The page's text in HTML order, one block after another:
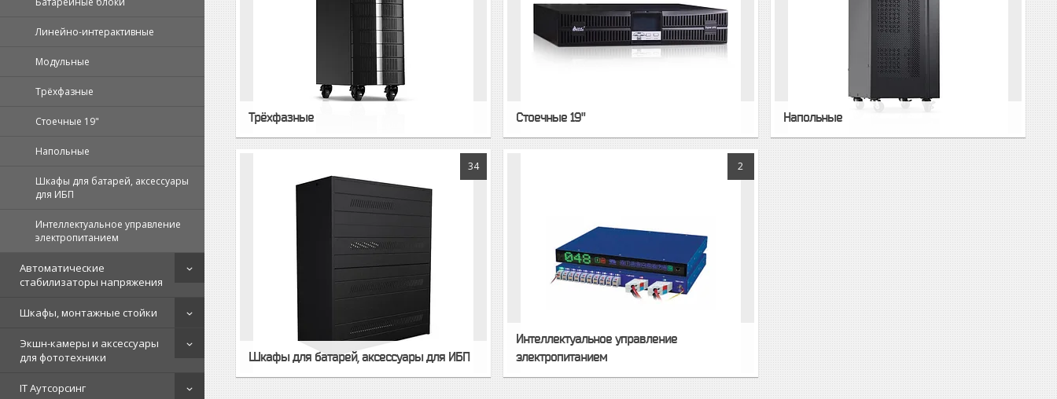
Линейно-интерактивные
Модульные
Трёхфазные
Стоечные 19"
Напольные
Шкафы для батарей, аксессуары
для ИБП
Интеллектуальное управление
электропитанием
Автоматические
стабилизаторы напряжения
Шкафы, монтажные стойки
Экшн-камеры и аксессуары
для фототехники
IT Аутсорсинг
Трёхфазные Стоечные 19" Напольные
34
Шкафы для батарей, аксессуары для ИБП
2
Интеллектуальное управление
электропитанием